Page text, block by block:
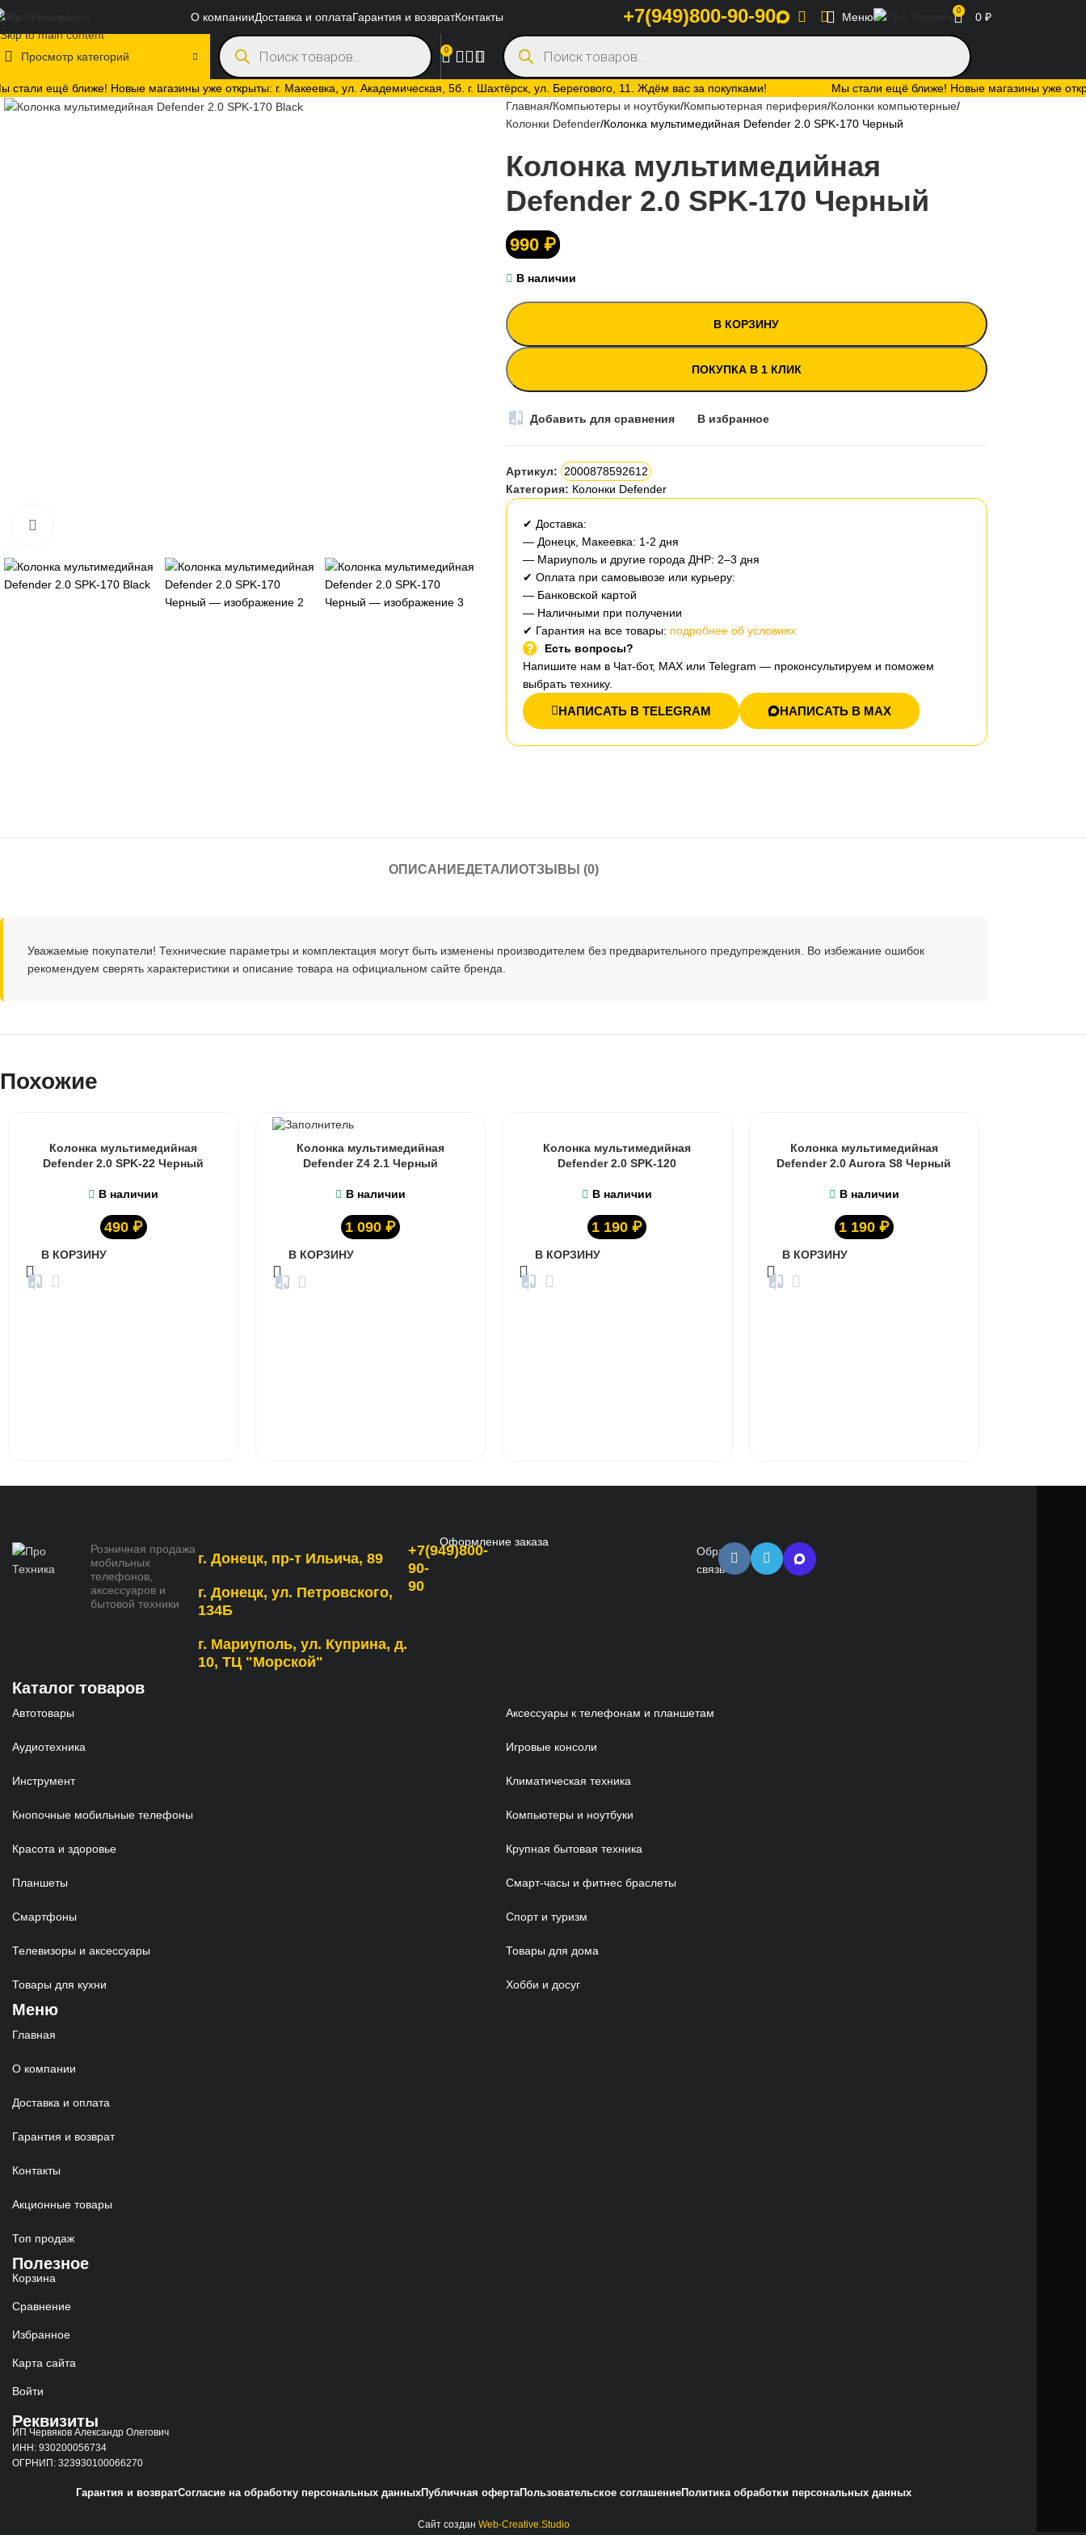
Skip to navigation
Skip to main content
стали ещё ближе! Новые магазины уже открыты: г. Макеевка, ул. Академическая, 5б. г. Шахтёрск, ул. Берегового, 11. Ждём вас за покупками! Мы стали ещё ближе! Новые магазины уже
О компанииДоставка и оплатаГарантия и возвратКонтакты +7(949)800-90-90 Меню 0 0 ₽
Просмотр категорий 0
Главная Компьютеры и ноутбуки Компьютерная периферия Колонки компьютерные
Колонки Defender Колонка мультимедийная Defender 2.0 SPK-170 Черный
Колонка мультимедийная
Defender 2.0 SPK-170 Черный
990 ₽
В наличии
В КОРЗИНУ
ПОКУПКА В 1 КЛИК
Добавить для сравнения В избранное
Артикул:
2000878592612
Категория: Колонки Defender
✔ Доставка:
— Донецк, Макеевка: 1-2 дня
— Мариуполь и другие города ДНР: 2–3 дня
✔ Оплата при самовывозе или курьеру:
— Банковской картой
— Наличными при получении
✔ Гарантия на все товары: подробнее об условиях
Есть вопросы?
Напишите нам в Чат-бот, MAX или Telegram — проконсультируем и поможем
выбрать технику.
НАПИСАТЬ В TELEGRAM НАПИСАТЬ В MAX
ОПИСАНИЕДЕТАЛИОТЗЫВЫ (0)
Уважаемые покупатели! Технические параметры и комплектация могут быть изменены производителем без предварительного предупреждения. Во избежание ошибок
рекомендуем сверять характеристики и описание товара на официальном сайте бренда.
Похожие
Колонка мультимедийная
Defender 2.0 SPK-22 Черный
В наличии
490 ₽
В КОРЗИНУ
Колонка мультимедийная
Defender Z4 2.1 Черный
В наличии
1 090 ₽
В КОРЗИНУ
Колонка мультимедийная
Defender 2.0 SPK-120
В наличии
1 190₽
В КОРЗИНУ
Колонка мультимедийная
Defender 2.0 Aurora S8 Черный
В наличии
1 190 ₽
В КОРЗИНУ
Розничная продажа
мобильных
телефонов,
аксессуаров и
бытовой техники
г. Донецк, пр-т Ильича, 89
г. Донецк, ул. Петровского,
134Б
г. Мариуполь, ул. Куприна, д.
10, ТЦ "Морской"
+7(949)800-
90-
90
Оформление заказа
Обратная
связь
Каталог товаров
Автотовары Аксессуары к телефонам и планшетам
Аудиотехника Игровые консоли
Инструмент Климатическая техника
Кнопочные мобильные телефоны Компьютеры и ноутбуки
Красота и здоровье Крупная бытовая техника
Планшеты Смарт-часы и фитнес браслеты
Смартфоны Спорт и туризм
Телевизоры и аксессуары Товары для дома
Товары для кухни Хобби и досуг
Меню
Главная
О компании
Доставка и оплата
Гарантия и возврат
Контакты
Акционные товары
Топ продаж
Полезное
Корзина
Сравнение
Избранное
Карта сайта
Войти
Реквизиты
ИП Червяков Александр Олегович
ИНН: 930200056734
ОГРНИП: 323930100066270
Гарантия и возвратСогласие на обработку персональных данныхПубличная офертаПользовательское соглашениеПолитика обработки персональных данных
Сайт создан Web-Creative.Studio